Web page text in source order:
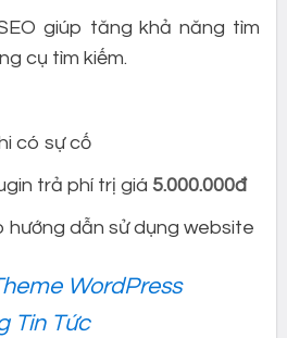
giúp tăng khả năng tìm
cụ tìm kiếm.
có sự cố
trả phí trị giá 5.000.000đ
hướng dẫn sử dụng website
WordPress
Tin Tức